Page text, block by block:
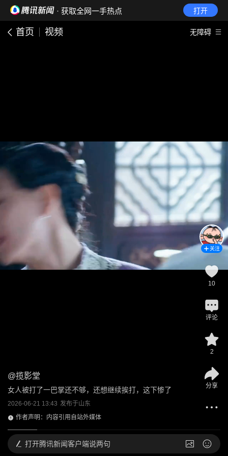
· 获取全网一手热点 打开
首页 视频 无障碍
@揽影堂
女人被打了一巴掌还不够，还想继续挨打，这下惨了
2026-06-21 13:43 发布于山东
作者声明：内容引用自站外媒体
关注
10
评论
2
分享
打开腾讯新闻客户端说两句